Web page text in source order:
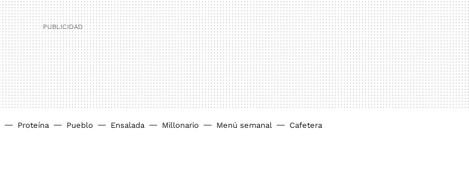
Proteína Pueblo Ensalada Millonario Menú semanal Cafetera